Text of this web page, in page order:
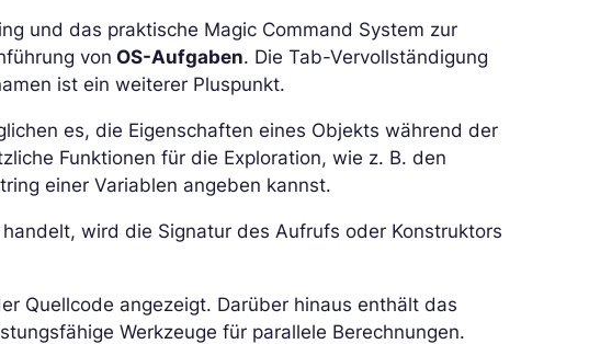
und das praktische Magic Command System zur
von OS-Aufgaben. Die Tab-Vervollständigung
ist ein weiterer Pluspunkt.
es, die Eigenschaften eines Objekts während der
Funktionen für die Exploration, wie z. B. den
einer Variablen angeben kannst.
wird die Signatur des Aufrufs oder Konstruktors
Quellcode angezeigt. Darüber hinaus enthält das
Werkzeuge für parallele Berechnungen.